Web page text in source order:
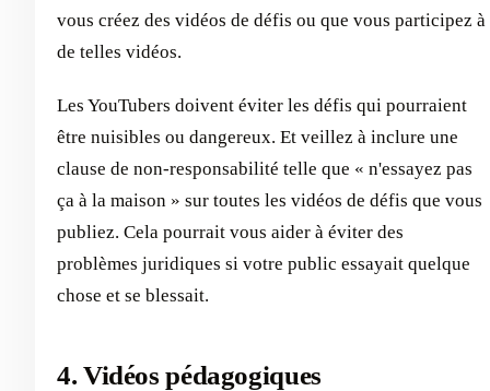
vous créez des vidéos de défis ou que vous participez à
de telles vidéos.
Les YouTubers doivent éviter les défis qui pourraient
être nuisibles ou dangereux. Et veillez à inclure une
clause de non-responsabilité telle que « n'essayez pas
ça à la maison » sur toutes les vidéos de défis que vous
publiez. Cela pourrait vous aider à éviter des
problèmes juridiques si votre public essayait quelque
chose et se blessait.
4. Vidéos pédagogiques